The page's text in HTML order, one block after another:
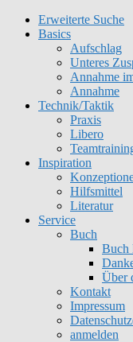
Erweiterte Suche
Basics
Aufschlag
Unteres
Annahme
Annahme
Technik/Taktik
Praxis
Libero
Inspiration
Hilfsmittel
Literatur
Service
Buch
Buch
Über
Kontakt
Impressum
anmelden